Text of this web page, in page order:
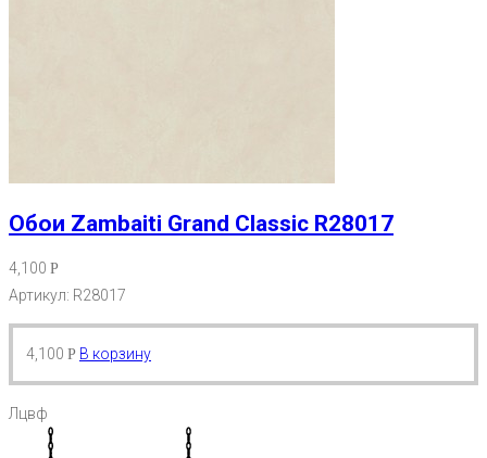
Обои Zambaiti Grand Classic R28017
4,100 Р
Артикул: R28017
4,100 Р В корзину
Лцвф